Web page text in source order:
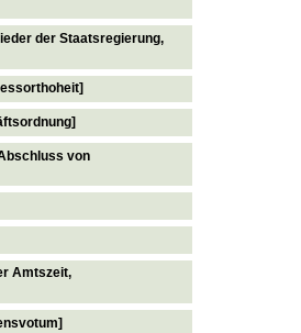
der Staatsregierung,
von
Amtszeit,